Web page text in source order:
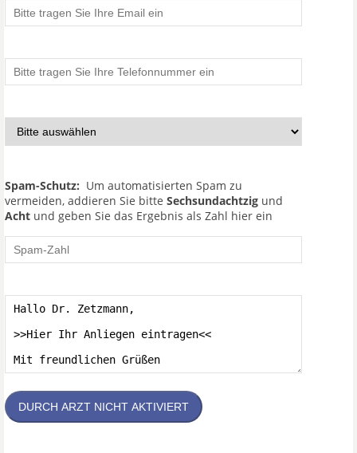
Spam-Schutz: Um automatisierten Spam zu
vermeiden, addieren Sie bitte Sechsundachtzig und
Acht und geben Sie das Ergebnis als Zahl hier ein
DURCH ARZT NICHT AKTIVIERT